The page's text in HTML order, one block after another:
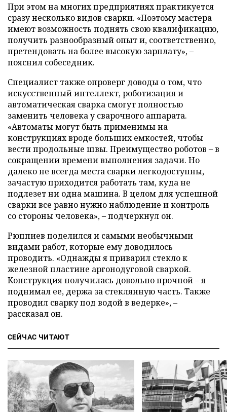
При этом на многих предприятиях практикуется
сразу несколько видов сварки. «Поэтому мастера
имеют возможность поднять свою квалификацию,
получить разнообразный опыт и, соответственно,
претендовать на более высокую зарплату», –
пояснил собеседник.
Специалист также опроверг доводы о том, что
искусственный интеллект, роботизация и
автоматическая сварка смогут полностью
заменить человека у сварочного аппарата.
«Автоматы могут быть применимы на
конструкциях вроде больших емкостей, чтобы
вести продольные швы. Преимущество роботов – в
сокращении времени выполнения задачи. Но
далеко не всегда места сварки легкодоступны,
зачастую приходится работать там, куда не
подлезет ни одна машина. В целом для успешной
сварки все равно нужно наблюдение и контроль
со стороны человека», – подчеркнул он.
Рюппиев поделился и самыми необычными
видами работ, которые ему доводилось
проводить. «Однажды я приварил стекло к
железной пластине аргонодуговой сваркой.
Конструкция получилась довольно прочной – я
поднимал ее, держа за стеклянную часть. Также
проводил сварку под водой в ведерке», –
рассказал он.
СЕЙЧАС ЧИТАЮТ